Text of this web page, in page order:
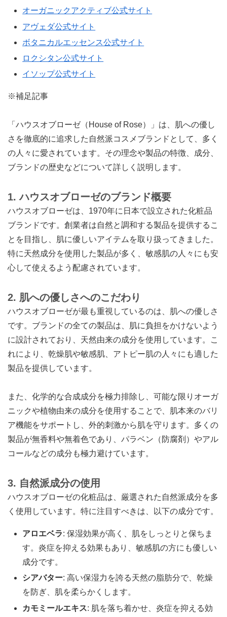
オーガニックアクティブ公式サイト
アヴェダ公式サイト
ボタニカルエッセンス公式サイト
ロクシタン公式サイト
イソップ公式サイト
※補足記事
「ハウスオブローゼ（House of Rose）」は、肌への優し
さを徹底的に追求した自然派コスメブランドとして、多く
の人々に愛されています。その理念や製品の特徴、成分、
ブランドの歴史などについて詳しく説明します。
1. ハウスオブローゼのブランド概要
ハウスオブローゼは、1970年に日本で設立された化粧品
ブランドです。創業者は自然と調和する製品を提供するこ
とを目指し、肌に優しいアイテムを取り扱ってきました。
特に天然成分を使用した製品が多く、敏感肌の人々にも安
心して使えるよう配慮されています。
2. 肌への優しさへのこだわり
ハウスオブローゼが最も重視しているのは、肌への優しさ
です。ブランドの全ての製品は、肌に負担をかけないよう
に設計されており、天然由来の成分を使用しています。こ
れにより、乾燥肌や敏感肌、アトピー肌の人々にも適した
製品を提供しています。
また、化学的な合成成分を極力排除し、可能な限りオーガ
ニックや植物由来の成分を使用することで、肌本来のバリ
ア機能をサポートし、外的刺激から肌を守ります。多くの
製品が無香料や無着色であり、パラベン（防腐剤）やアル
コールなどの成分も極力避けています。
3. 自然派成分の使用
ハウスオブローゼの化粧品は、厳選された自然派成分を多
く使用しています。特に注目すべきは、以下の成分です。
アロエベラ: 保湿効果が高く、肌をしっとりと保ちま
す。炎症を抑える効果もあり、敏感肌の方にも優しい
成分です。
シアバター: 高い保湿力を誇る天然の脂肪分で、乾燥
を防ぎ、肌を柔らかくします。
カモミールエキス: 肌を落ち着かせ、炎症を抑える効